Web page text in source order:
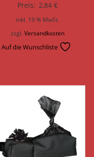
Preis: 2,84 €
inkl. 19 % MwSt.
zzgl.Versandkosten
Auf die Wunschliste